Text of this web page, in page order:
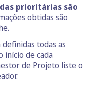
prioritárias são
obtidas são
todas as
início de cada
de Projeto liste o